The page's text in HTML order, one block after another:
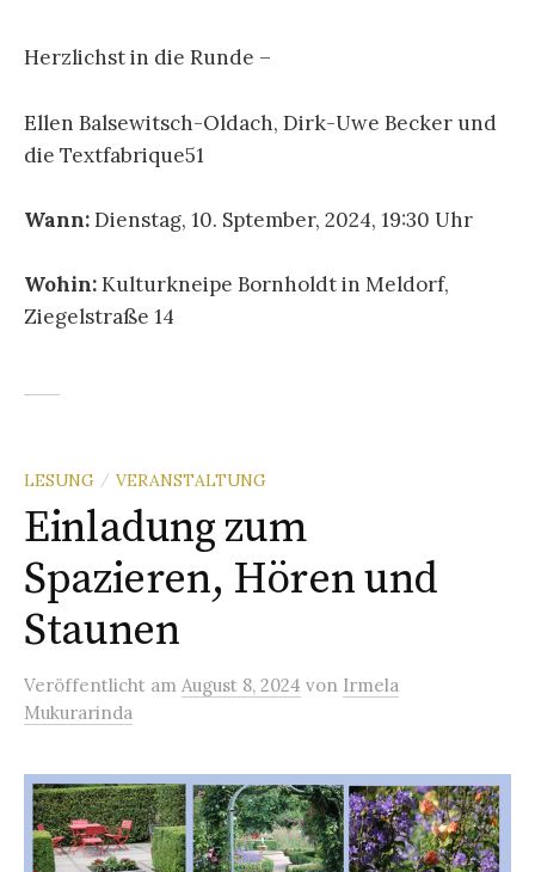
Herzlichst in die Runde –
Ellen Balsewitsch-Oldach, Dirk-Uwe Becker und
die Textfabrique51
Wann:Dienstag, 10. Sptember, 2024, 19:30 Uhr
Wohin:Kulturkneipe Bornholdt in Meldorf,
Ziegelstraße 14
LESUNG / VERANSTALTUNG
Einladung zum
Spazieren, Hören und
Staunen
Veröffentlicht am August 8, 2024 von Irmela
Mukurarinda